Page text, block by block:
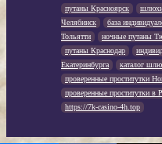
путаны Красноярск
Челябинск
база
Тольятти
ночные путаны
путаны Краснодар
Екатеринбурга
каталог
проверенные проститутки
проверенные проститутки в
https://7k-casino-4h.top